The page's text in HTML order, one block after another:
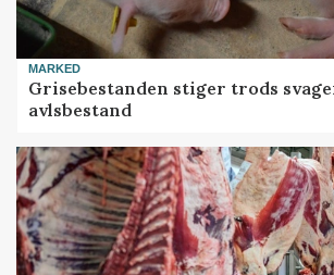
MARKED
Grisebestanden stiger trods
avlsbestand